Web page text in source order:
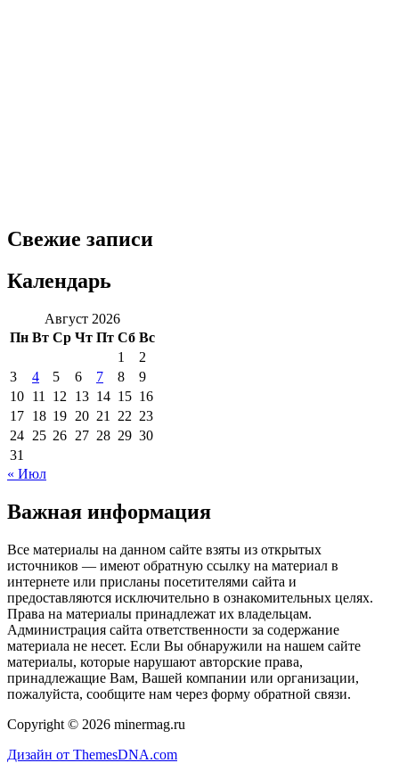
Свежие записи
Календарь
Август 2026
Пн Вт Ср Чт Пт Сб Вс
1
2
3
4 5 6 7 8
9
10 11 12 13 14 15 16
17 18 19 20 21 22 23
24 25 26 27 28 29 30
31
« Июл
Важная информация
Все материалы на данном сайте взяты из открытых
источников — имеют обратную ссылку на материал в
интернете или присланы посетителями сайта и
предоставляются исключительно в ознакомительных целях.
Права на материалы принадлежат их владельцам.
Администрация сайта ответственности за содержание
материала не несет. Если Вы обнаружили на нашем сайте
материалы, которые нарушают авторские права,
принадлежащие Вам, Вашей компании или организации,
пожалуйста, сообщите нам через форму обратной связи.
Copyright © 2026 minermag.ru
Дизайн от ThemesDNA.com